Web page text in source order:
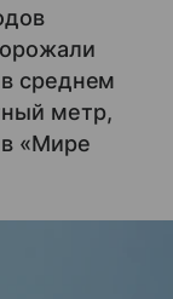
среднем
метр,
«Мире